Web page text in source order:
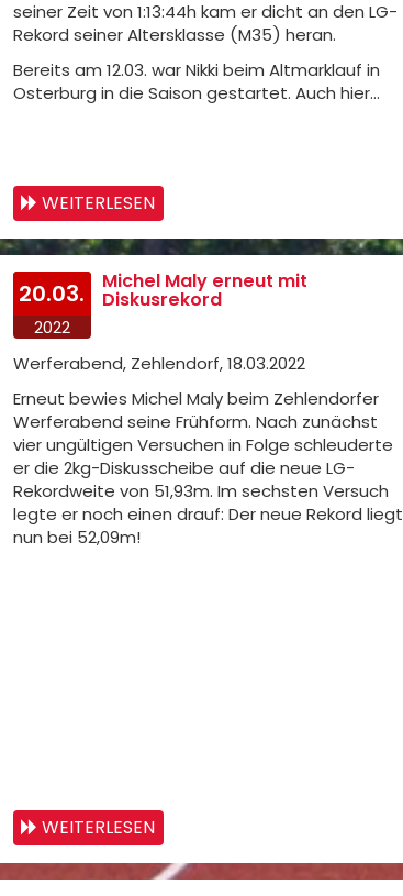
seiner Zeit von 1:13:44h kam er dicht an den LG-
Rekord seiner Altersklasse (M35) heran.
Bereits am 12.03. war Nikki beim Altmarklauf in
Osterburg in die Saison gestartet. Auch hier…
WEITERLESEN
20.03.
2022
Michel Maly erneut mit
Diskusrekord
Werferabend, Zehlendorf, 18.03.2022
Erneut bewies Michel Maly beim Zehlendorfer
Werferabend seine Frühform. Nach zunächst
vier ungültigen Versuchen in Folge schleuderte
er die 2kg-Diskusscheibe auf die neue LG-
Rekordweite von 51,93m. Im sechsten Versuch
legte er noch einen drauf: Der neue Rekord liegt
nun bei 52,09m!
WEITERLESEN